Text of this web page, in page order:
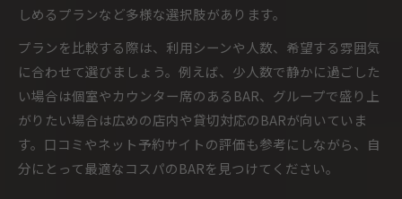
しめるプランなど多様な選択肢があります。
プランを比較する際は、利用シーンや人数、希望する雰囲気
に合わせて選びましょう。例えば、少人数で静かに過ごした
い場合は個室やカウンター席のあるBAR、グループで盛り上
がりたい場合は広めの店内や貸切対応のBARが向いていま
す。口コミやネット予約サイトの評価も参考にしながら、自
分にとって最適なコスパのBARを見つけてください。